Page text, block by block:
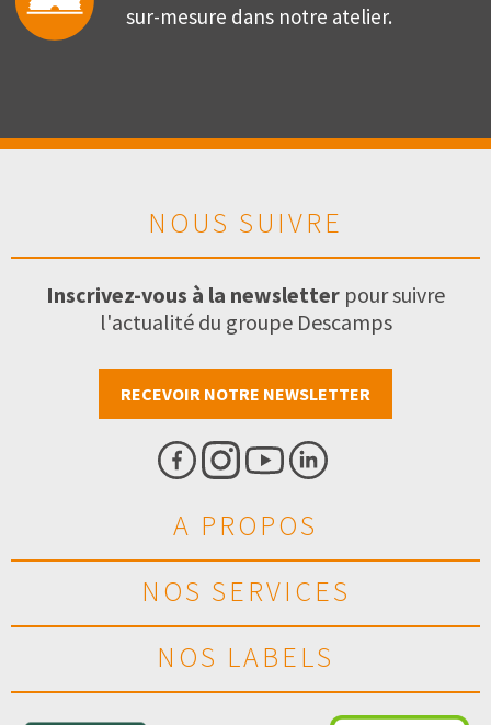
sur-mesure dans notre atelier.
NOUS SUIVRE
Inscrivez-vous à la newsletter pour suivre
l'actualité du groupe Descamps
RECEVOIR NOTRE NEWSLETTER
A PROPOS
NOS SERVICES
NOS LABELS